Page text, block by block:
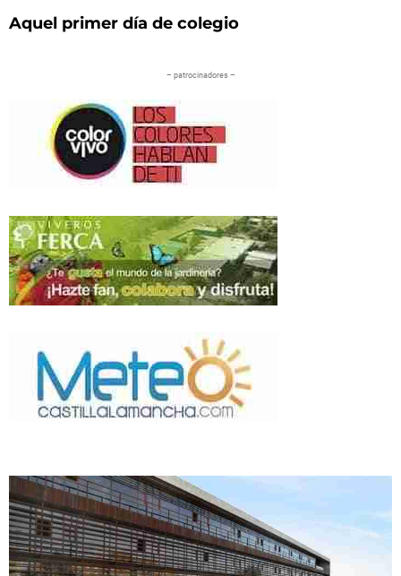
Aquel primer día de colegio
– patrocinadores –